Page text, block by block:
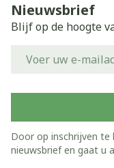
Nieuwsbrief
Blijf op de hoogte
Door op inschrijven te
nieuwsbrief en gaat u